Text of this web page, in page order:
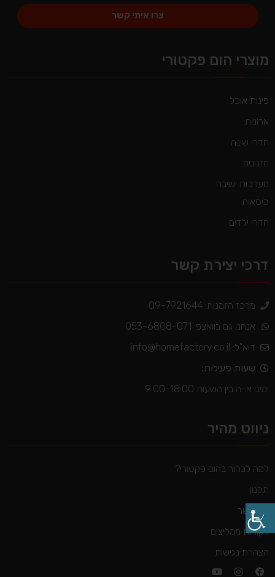
צרו איתי קשר
מוצרי הום פקטורי
פינות אוכל
ארונות
חדרי שינה
מזנונים
מערכות ישיבה
כיסאות
חדרי ילדים
דרכי יצירת קשר
מרכז הזמנות: 09-7921644
אנחנו גם בוואצפ: 053-6808-071
דוא"ל: info@homefactory.co.il
שעות פעילות:
ימים א-ה בין השעות 9:00-18:00
ניווט מהיר
למה לבחור בהום פקטורי?
תקנון
צור קשר
לקוחות ממליצים
הצהרת נגישות